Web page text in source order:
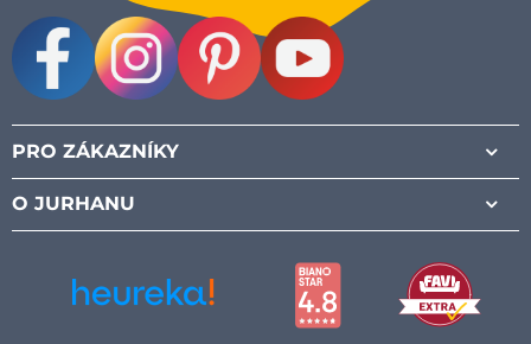
PRO ZÁKAZNÍKY
O JURHANU